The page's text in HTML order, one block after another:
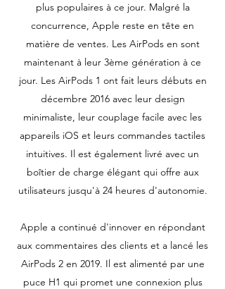
plus populaires à ce jour. Malgré la
concurrence, Apple reste en tête en
matière de ventes. Les AirPods en sont
maintenant à leur 3ème génération à ce
jour. Les AirPods 1 ont fait leurs débuts en
décembre 2016 avec leur design
minimaliste, leur couplage facile avec les
appareils iOS et leurs commandes tactiles
intuitives. Il est également livré avec un
boîtier de charge élégant qui offre aux
utilisateurs jusqu'à 24 heures d'autonomie.
Apple a continué d'innover en répondant
aux commentaires des clients et a lancé les
AirPods 2 en 2019. Il est alimenté par une
puce H1 qui promet une connexion plus